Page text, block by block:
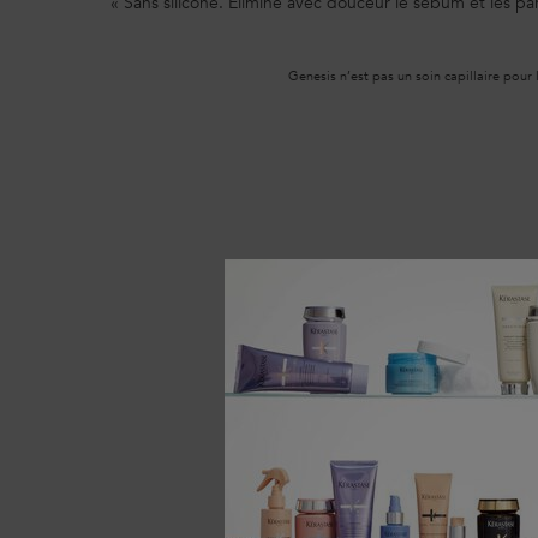
Genesis n’est pas un soin capillaire pour